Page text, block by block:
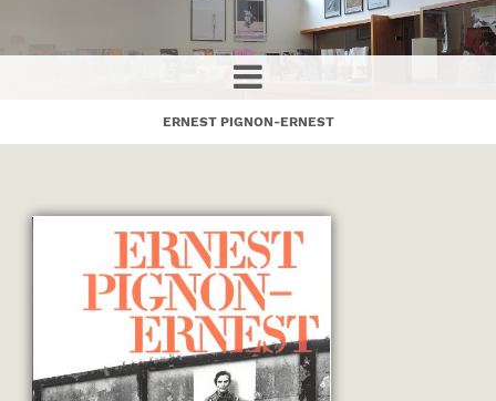
ERNEST PIGNON-ERNEST